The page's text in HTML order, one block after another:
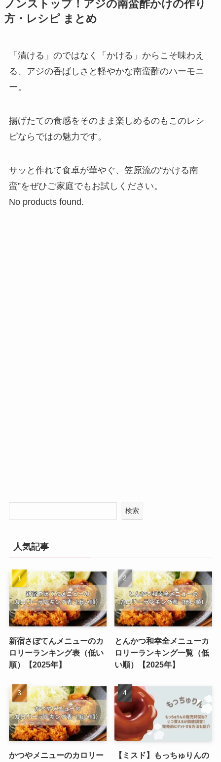
ノンストップ！アジの南蛮酢かけの作り
方・レシピ まとめ
「漬ける」のではなく「かける」からこそ味わえ
る、アジの香ばしさと軽やかな南蛮酢のハーモニ
ー。
揚げたての食感をそのまま楽しめるのもこのレシ
ピならではの魅力です。
サッと作れて食卓が華やぐ、笠原流の“かける南
蛮”をぜひご家庭でもお試しください。
No products found.
検索
人気記事
新宿さぼてんメニューのカ
ロリーランキング表（低い
順）【2025年】
とんかつ和幸全メニューカ
ロリーランキング一覧（低
い順）【2025年】
かつやメニューのカロリー
【ミスド】もっちゅりんの